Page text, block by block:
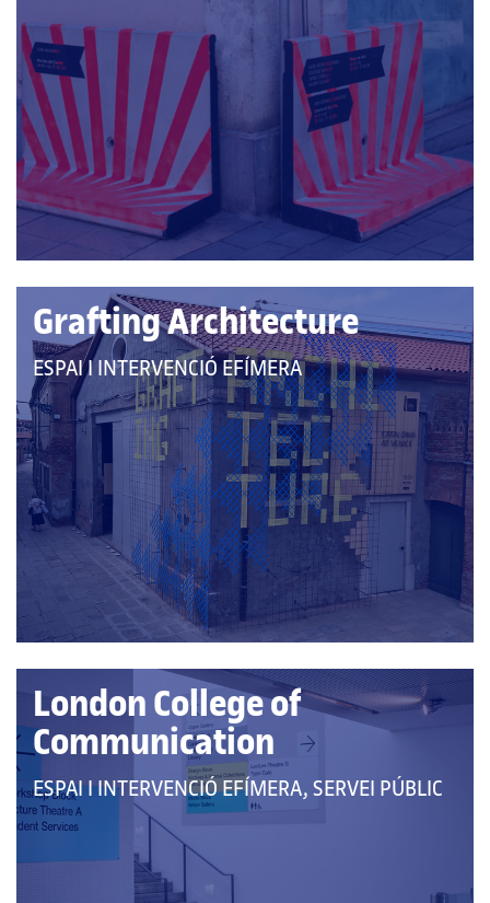
PERTANY
A
LES
CATEGORIES:
Grafting Architecture
QUE
PERTANY
A
LES
CATEGORIES:
ESPAI I INTERVENCIÓ EFÍMERA
London College of
Communication
QUE
PERTANY
ESPAI I INTERVENCIÓ EFÍMERA, SERVEI PÚBLIC